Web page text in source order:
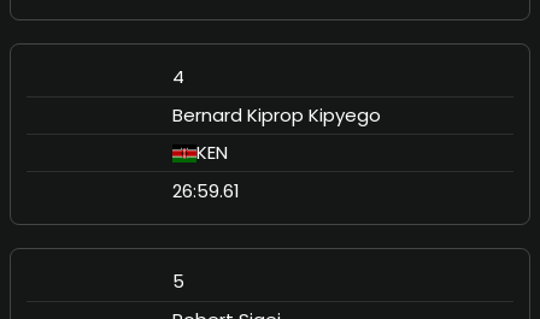
4
Bernard Kiprop Kipyego
KEN
26:59.61
5